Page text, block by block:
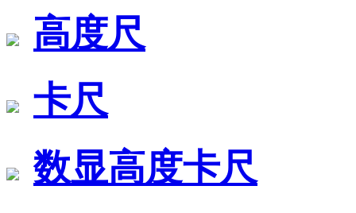
高度尺
卡尺
数显高度卡尺